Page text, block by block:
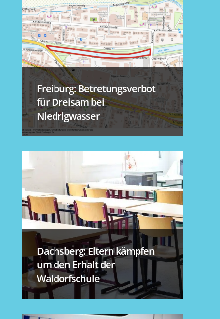
Freiburg: Betretungsverbot
für Dreisam bei
Niedrigwasser
Dachsberg: Eltern kämpfen
um den Erhalt der
Waldorfschule